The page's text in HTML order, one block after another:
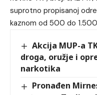
suprotno propisanoj
kaznom od 500 do
Akcija MUP-a
droga, oružje i
narkotika
Pronađen